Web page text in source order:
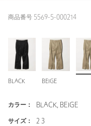
商品番号 5569-5-000214
BLACK BEIGE
カラー： BLACK, BEIGE
サイズ： 2 3